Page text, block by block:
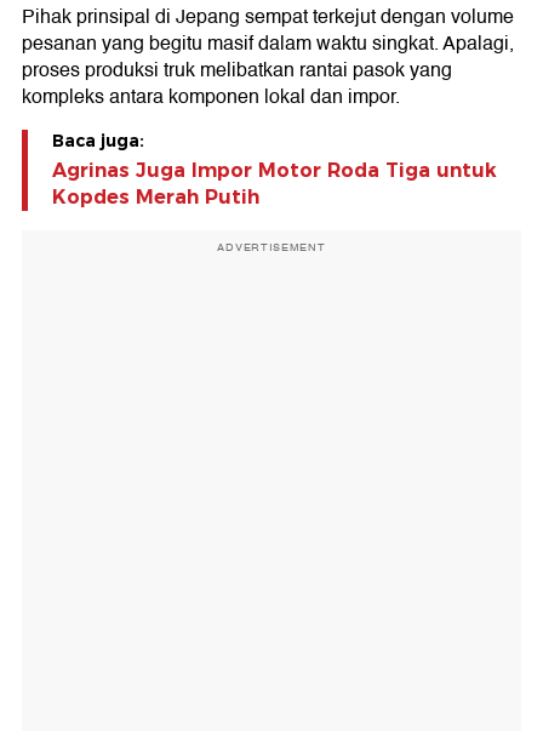
Pihak prinsipal di Jepang sempat terkejut dengan volume
pesanan yang begitu masif dalam waktu singkat. Apalagi,
proses produksi truk melibatkan rantai pasok yang
kompleks antara komponen lokal dan impor.
Baca juga:
Agrinas Juga Impor Motor Roda Tiga untuk
Kopdes Merah Putih
ADVERTISEMENT